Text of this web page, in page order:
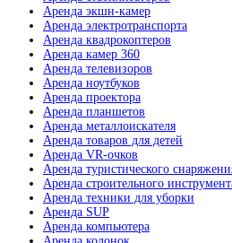
Аренда экшн-камер
Аренда электротранспорта
Аренда квадрокоптеров
Аренда камер 360
Аренда телевизоров
Аренда ноутбуков
Аренда проектора
Аренда планшетов
Аренда металлоискателя
Аренда товаров для детей
Аренда VR-очков
Аренда туристического
Аренда строительного
Аренда техники для уборки
Аренда SUP
Аренда компьютера